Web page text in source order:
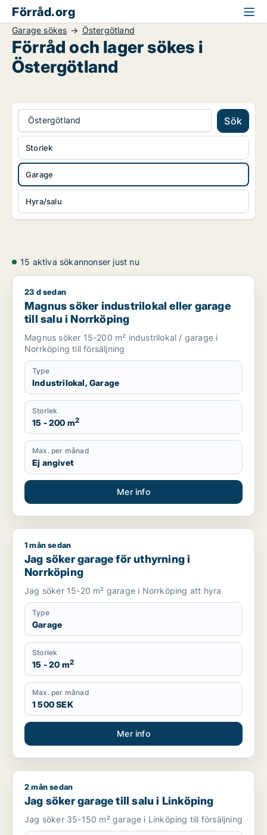
Förråd.org
Garage sökes Östergötland
Förråd och lager sökes i
Östergötland
Östergötland Sök
Garage
Hyra/salu
Storlek
15 aktiva sökannonser just nu
Magnus söker industrilokal eller garage till salu i Norrköping
23 d sedan
Magnus söker industrilokal eller garage
till salu i Norrköping
Magnus söker 15-200 m² industrilokal / garage i
Norrköping till försäljning
Type
Industrilokal, Garage
Storlek
15 - 200 m2
Max. per månad
Ej angivet
Mer info
Jag söker garage för uthyrning i Norrköping
1 mån sedan
Jag söker garage för uthyrning i
Norrköping
Jag söker 15-20 m² garage i Norrköping att hyra
Type
Garage
Storlek
15 - 20 m2
Max. per månad
1 500 SEK
Mer info
Jag söker garage till salu i Linköping
2 mån sedan
Jag söker garage till salu i Linköping
Jag söker 35-150 m² garage i Linköping till försäljning